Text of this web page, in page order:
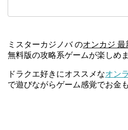
ミスターカジノバ のオンカジ 最
無料版の攻略系ゲームが楽しめま
ドラクエ好きにオススメなオン
で遊びながらゲーム感覚でお金